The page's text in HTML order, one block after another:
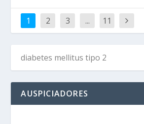
1 2 3 ... 11
AUSPICIADORES